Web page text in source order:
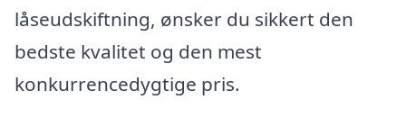
låseudskiftning, ønsker du sikkert den
bedste kvalitet og den mest
konkurrencedygtige pris.